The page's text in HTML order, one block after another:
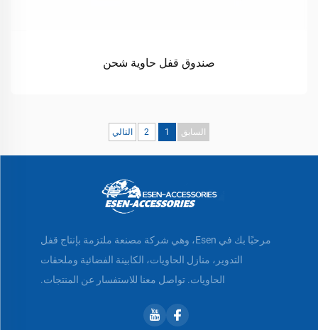
صندوق قفل حاوية شحن
السابق 1
2 التالي
مرحبًا بك في Esen، وهي شركة مصنعة ملتزمة بإنتاج قفل
التدوير، منازل الحاويات، الكابينة الفضائية وملحقات
الحاويات. تواصل معنا للاستفسار عن المنتجات.